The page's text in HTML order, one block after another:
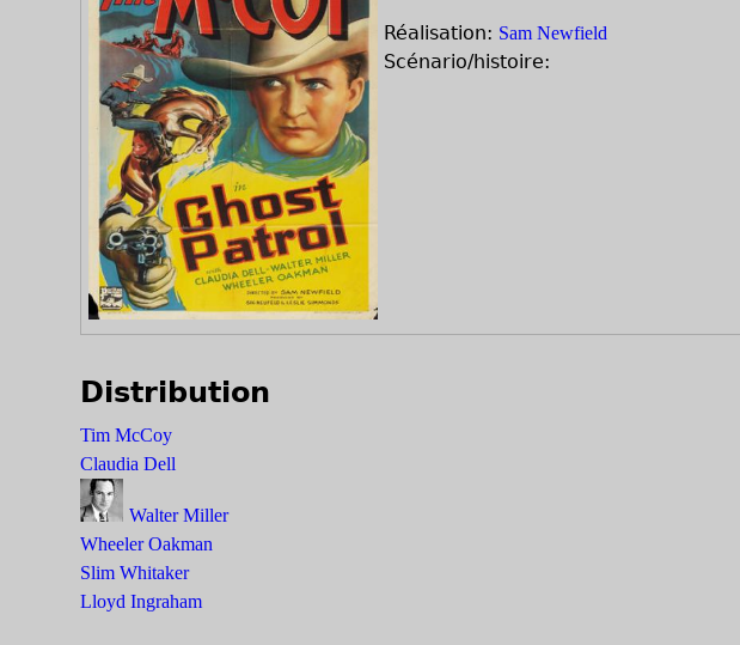
Réalisation: Sam Newfield
Scénario/histoire:
Distribution
Tim McCoy
Claudia Dell
Walter Miller
Wheeler Oakman
Slim Whitaker
Lloyd Ingraham